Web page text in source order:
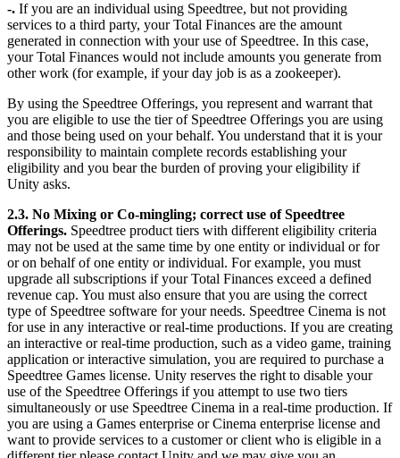
-. If you are an individual using Speedtree, but not providing
services to a third party, your Total Finances are the amount
generated in connection with your use of Speedtree. In this case,
your Total Finances would not include amounts you generate from
other work (for example, if your day job is as a zookeeper).
By using the Speedtree Offerings, you represent and warrant that
you are eligible to use the tier of Speedtree Offerings you are using
and those being used on your behalf. You understand that it is your
responsibility to maintain complete records establishing your
eligibility and you bear the burden of proving your eligibility if
Unity asks.
2.3. No Mixing or Co-mingling; correct use of Speedtree
Offerings. Speedtree product tiers with different eligibility criteria
may not be used at the same time by one entity or individual or for
or on behalf of one entity or individual. For example, you must
upgrade all subscriptions if your Total Finances exceed a defined
revenue cap. You must also ensure that you are using the correct
type of Speedtree software for your needs. Speedtree Cinema is not
for use in any interactive or real-time productions. If you are creating
an interactive or real-time production, such as a video game, training
application or interactive simulation, you are required to purchase a
Speedtree Games license. Unity reserves the right to disable your
use of the Speedtree Offerings if you attempt to use two tiers
simultaneously or use Speedtree Cinema in a real-time production. If
you are using a Games enterprise or Cinema enterprise license and
want to provide services to a customer or client who is eligible in a